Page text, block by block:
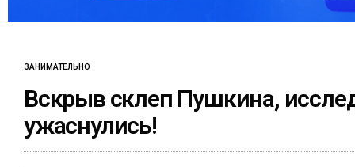
ЗАНИМАТЕЛЬНО
Вскрыв склеп Пушкина,
ужаснулись!